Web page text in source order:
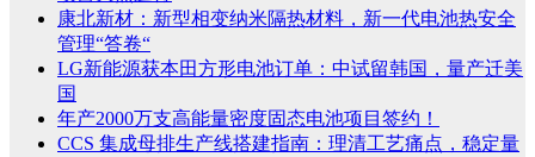
康北新材：新型相变纳米隔热材料，新一代电池热安全
管理“答卷“
LG新能源获本田方形电池订单：中试留韩国，量产迁美
国
年产2000万支高能量密度固态电池项目签约！
CCS 集成母排生产线搭建指南：理清工艺痛点，稳定量